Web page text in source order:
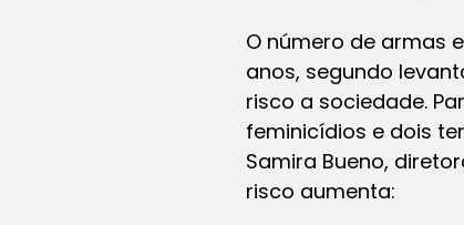
O número de armas
anos, segundo
risco a sociedade.
feminicídios e dois
Samira Bueno,
risco aumenta: